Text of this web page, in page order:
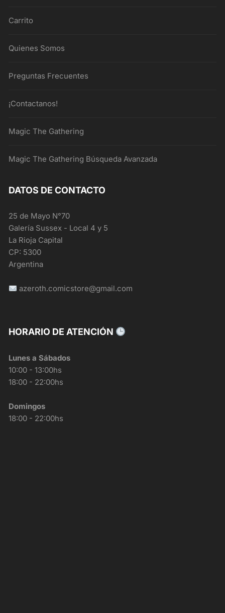
Carrito
Quienes Somos
Preguntas Frecuentes
¡Contactanos!
Magic The Gathering
Magic The Gathering Búsqueda Avanzada
DATOS DE CONTACTO
25 de Mayo N°70
Galería Sussex - Local 4 y 5
La Rioja Capital
CP: 5300
Argentina
azeroth.comicstore@gmail.com
HORARIO DE ATENCIÓN
Lunes a Sábados
10:00 - 13:00hs
18:00 - 22:00hs
Domingos
18:00 - 22:00hs